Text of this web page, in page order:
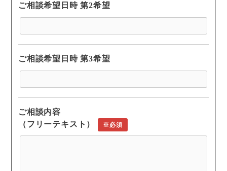
ご相談希望日時 第2希望
ご相談希望日時 第3希望
ご相談内容
（フリーテキスト）
※必須